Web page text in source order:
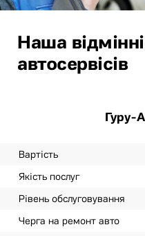
Наша
автосервісів
Гуру-
Вартість
Якість послуг
Рівень обслуговування
Черга на ремонт авто